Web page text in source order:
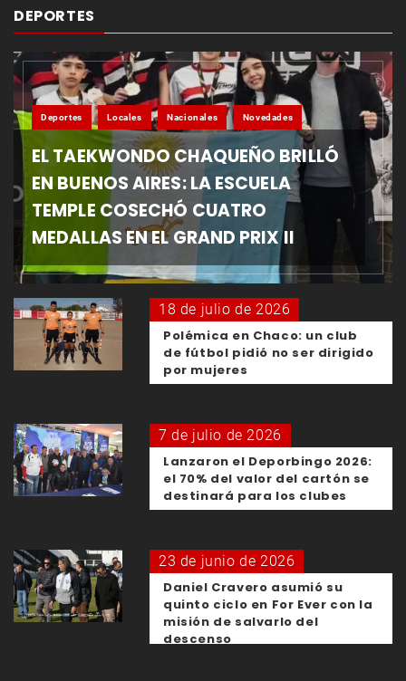
DEPORTES
Deportes Locales Nacionales Novedades
EL TAEKWONDO CHAQUEÑO BRILLÓ
EN BUENOS AIRES: LA ESCUELA
TEMPLE COSECHÓ CUATRO
MEDALLAS EN EL GRAND PRIX II
18 de julio de 2026
Polémica en Chaco: un club
de fútbol pidió no ser dirigido
por mujeres
7 de julio de 2026
Lanzaron el Deporbingo 2026:
el 70% del valor del cartón se
destinará para los clubes
23 de junio de 2026
Daniel Cravero asumió su
quinto ciclo en For Ever con la
misión de salvarlo del
descenso